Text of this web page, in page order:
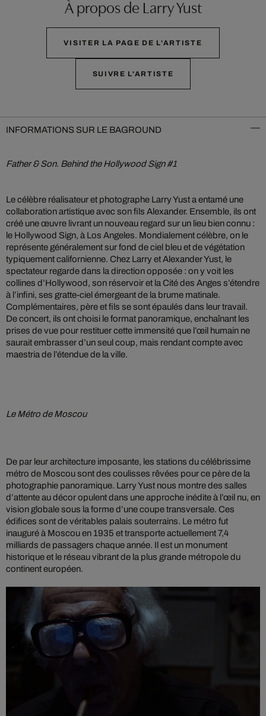
À propos de Larry Yust
VISITER LA PAGE DE L'ARTISTE
SUIVRE L'ARTISTE
INFORMATIONS SUR LE BAGROUND
Father & Son. Behind the Hollywood Sign #1
Le célèbre réalisateur et photographe Larry Yust a entamé une
collaboration artistique avec son fils Alexander. Ensemble, ils ont
créé une œuvre livrant un nouveau regard sur un lieu bien connu :
le Hollywood Sign, à Los Angeles. Mondialement célèbre, on le
représente généralement sur fond de ciel bleu et de végétation
typiquement californienne. Chez Larry et Alexander Yust, le
spectateur regarde dans la direction opposée : on y voit les
collines d’Hollywood, son réservoir et la Cité des Anges s’étendre
à l’infini, ses gratte-ciel émergeant de la brume matinale.
Complémentaires, père et fils se sont épaulés dans leur travail.
De concert, ils ont choisi le format panoramique, enchaînant les
prises de vue pour restituer cette immensité que l’œil humain ne
saurait embrasser d’un seul coup, mais rendant compte avec
maestria de l’étendue de la ville.
Le Métro de Moscou
De par leur architecture imposante, les stations du célébrissime
métro de Moscou sont des coulisses rêvées pour ce père de la
photographie panoramique. Larry Yust nous montre des salles
d’attente au décor opulent dans une approche inédite à l’œil nu, en
vision globale sous la forme d’une coupe transversale. Ces
édifices sont de véritables palais souterrains. Le métro fut
inauguré à Moscou en 1935 et transporte actuellement 7,4
milliards de passagers chaque année. Il est un monument
historique et le réseau vibrant de la plus grande métropole du
continent européen.